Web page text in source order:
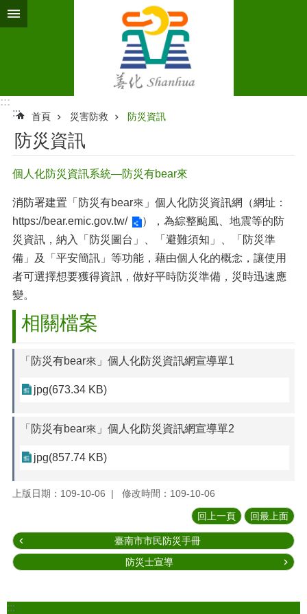
跳到主要內容區塊
:::
:::
首頁 災害防救 防災資訊
防災資訊
個人化防災資訊系統—防災有bear來
消防署建置「防災有bear來」個人化防災資訊網（網址：
https://bear.emic.gov.tw/
），為綜整颱風、地震等的防
災資訊，納入「防災圖台」、「避難須知」、「防災準
備」及「平安簡訊」等功能，藉由個人化的概念，讓使用
者可選擇想要獲得資訊，做好平時防災準備，災時迅速應
變。
相關檔案
「防災有bear來」個人化防災資訊網宣導單1
jpg(673.34 KB)
「防災有bear來」個人化防災資訊網宣導單2
jpg(857.74 KB)
上版日期：109-10-06 修改時間：109-10-06
回上一頁 回最上面
臺南市市民防災手冊
防災士宣導
:::